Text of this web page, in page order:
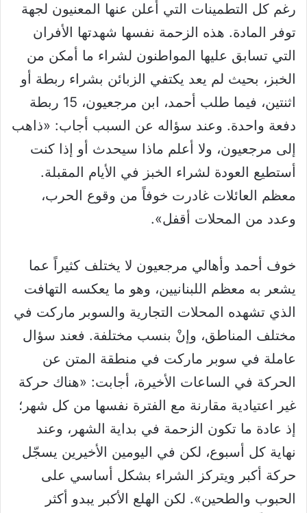
رغم كل التطمينات التي أعلن عنها المعنيون لجهة
توفر المادة. هذه الزحمة نفسها شهدتها الأفران
التي تسابق عليها المواطنون لشراء ما أمكن من
الخبز، بحيث لم يعد يكتفي الزبائن بشراء ربطة أو
اثنتين، فيما طلب أحمد، ابن مرجعيون، 15 ربطة
دفعة واحدة. وعند سؤاله عن السبب أجاب: «ذاهب
إلى مرجعيون، ولا أعلم ماذا سيحدث أو إذا كنت
أستطيع العودة لشراء الخبز في الأيام المقبلة.
معظم العائلات غادرت خوفاً من وقوع الحرب،
وعدد من المحلات أقفل».
خوف أحمد وأهالي مرجعيون لا يختلف كثيراً عما
يشعر به معظم اللبنانيين، وهو ما يعكسه التهافت
الذي تشهده المحلات التجارية والسوبر ماركت في
مختلف المناطق، وإنْ بنسب مختلفة. فعند سؤال
عاملة في سوبر ماركت في منطقة المتن عن
الحركة في الساعات الأخيرة، أجابت: «هناك حركة
غير اعتيادية مقارنة مع الفترة نفسها من كل شهر؛
إذ عادة ما تكون الزحمة في بداية الشهر، وعند
نهاية كل أسبوع، لكن في اليومين الأخيرين يسجّل
حركة أكبر ويتركز الشراء بشكل أساسي على
الحبوب والطحين». لكن الهلع الأكبر يبدو أكثر